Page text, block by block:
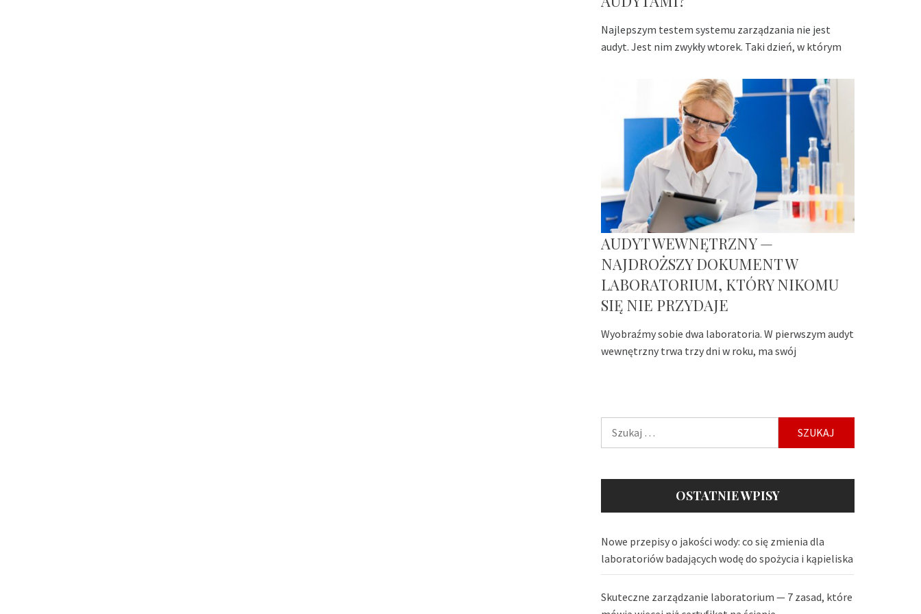
Najlepszym testem systemu zarządzania nie jest
audyt. Jest nim zwykły wtorek. Taki dzień, w którym
AUDYT WEWNĘTRZNY —
NAJDROŻSZY DOKUMENT W
LABORATORIUM, KTÓRY NIKOMU
SIĘ NIE PRZYDAJE
Wyobraźmy sobie dwa laboratoria. W pierwszym audyt
wewnętrzny trwa trzy dni w roku, ma swój
OSTATNIE WPISY
Nowe przepisy o jakości wody: co się zmienia dla
laboratoriów badających wodę do spożycia i kąpieliska
Skuteczne zarządzanie laboratorium — 7 zasad, które